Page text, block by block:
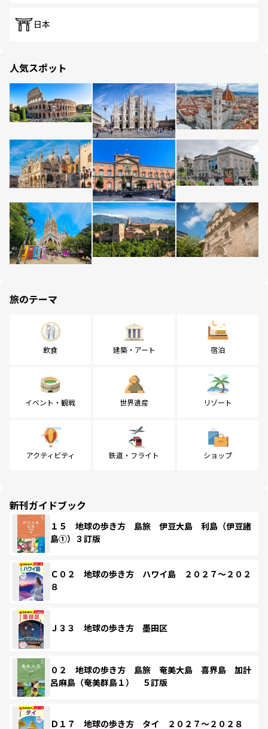
日本
人気スポット
旅のテーマ
飲食 建築・アート 宿泊
イベント・観戦 世界遺産 リゾート
アクティビティ 鉄道・フライト ショップ
新刊ガイドブック
１５ 地球の歩き方 島旅 伊豆大島 利島（伊豆諸
島①）３訂版
Ｃ０２ 地球の歩き方 ハワイ島 ２０２７～２０２
８
Ｊ３３ 地球の歩き方 墨田区
０２ 地球の歩き方 島旅 奄美大島 喜界島 加計
呂麻島（奄美群島１） ５訂版
Ｄ１７ 地球の歩き方 タイ ２０２７～２０２８